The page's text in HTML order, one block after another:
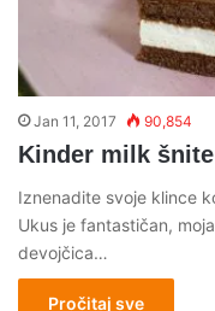
Jan 11, 2017 90,854
Kinder milk šnite
Iznenadite svoje klince
Ukus je fantastičan,
devojčica…
Pročitaj sve